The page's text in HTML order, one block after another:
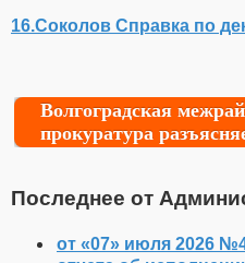
16.Соколов Справка по
Волгоградская
прокуратура
Последнее от
от «07» июля 2026